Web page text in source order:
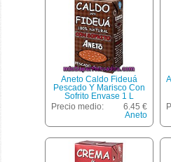
Aneto Caldo Fideuá
Pescado Y Marisco Con
Sofrito Envase 1 L
Precio medio:
6.45 €
Aneto